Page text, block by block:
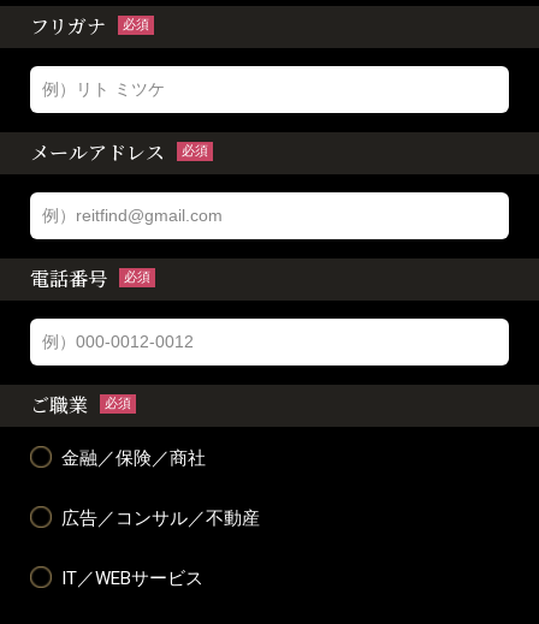
フリガナ 必須
メールアドレス 必須
電話番号 必須
ご職業 必須
金融／保険／商社
広告／コンサル／不動産
IT／WEBサービス